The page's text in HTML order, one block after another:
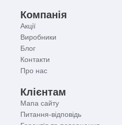
Компанія
Акції
Виробники
Блог
Контакти
Про нас
Клієнтам
Мапа сайту
Питання-відповідь